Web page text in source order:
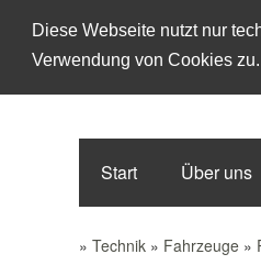
Diese Webseite nutzt nur
Verwendung von Cookies zu.
Start Über uns
» Technik » Fahrzeuge »